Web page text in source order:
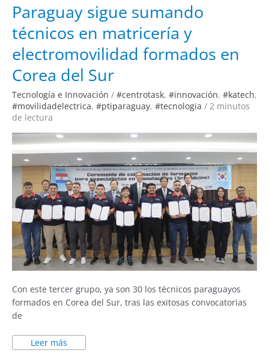
Paraguay sigue sumando
técnicos en matricería y
electromovilidad formados en
Corea del Sur
Tecnología e Innovación / #centrotask, #innovación, #katech,
#movilidadelectrica, #ptiparaguay, #tecnologia / 2 minutos
de lectura
Con este tercer grupo, ya son 30 los técnicos paraguayos
formados en Corea del Sur, tras las exitosas convocatorias
de
sigue
sumando
técnicos
en
y
electromovilidad
formados
en
Corea
del
Sur
Leer más